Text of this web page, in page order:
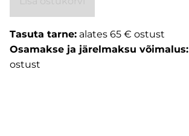
Tasuta tarne: alates 65 € ostust
Osamakse ja järelmaksu võimalus:
ostust